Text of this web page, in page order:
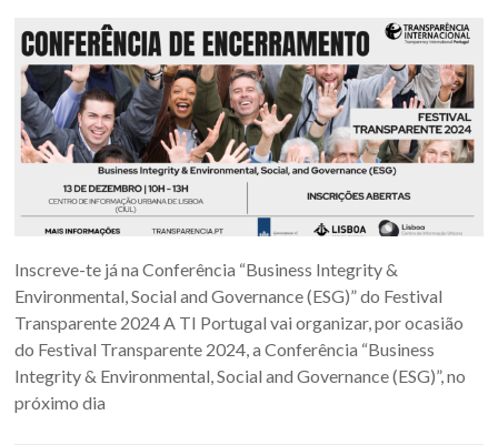
Inscreve-te já na Conferência “Business Integrity &
Environmental, Social and Governance (ESG)” do Festival
Transparente 2024 A TI Portugal vai organizar, por ocasião
do Festival Transparente 2024, a Conferência “Business
Integrity & Environmental, Social and Governance (ESG)”, no
próximo dia